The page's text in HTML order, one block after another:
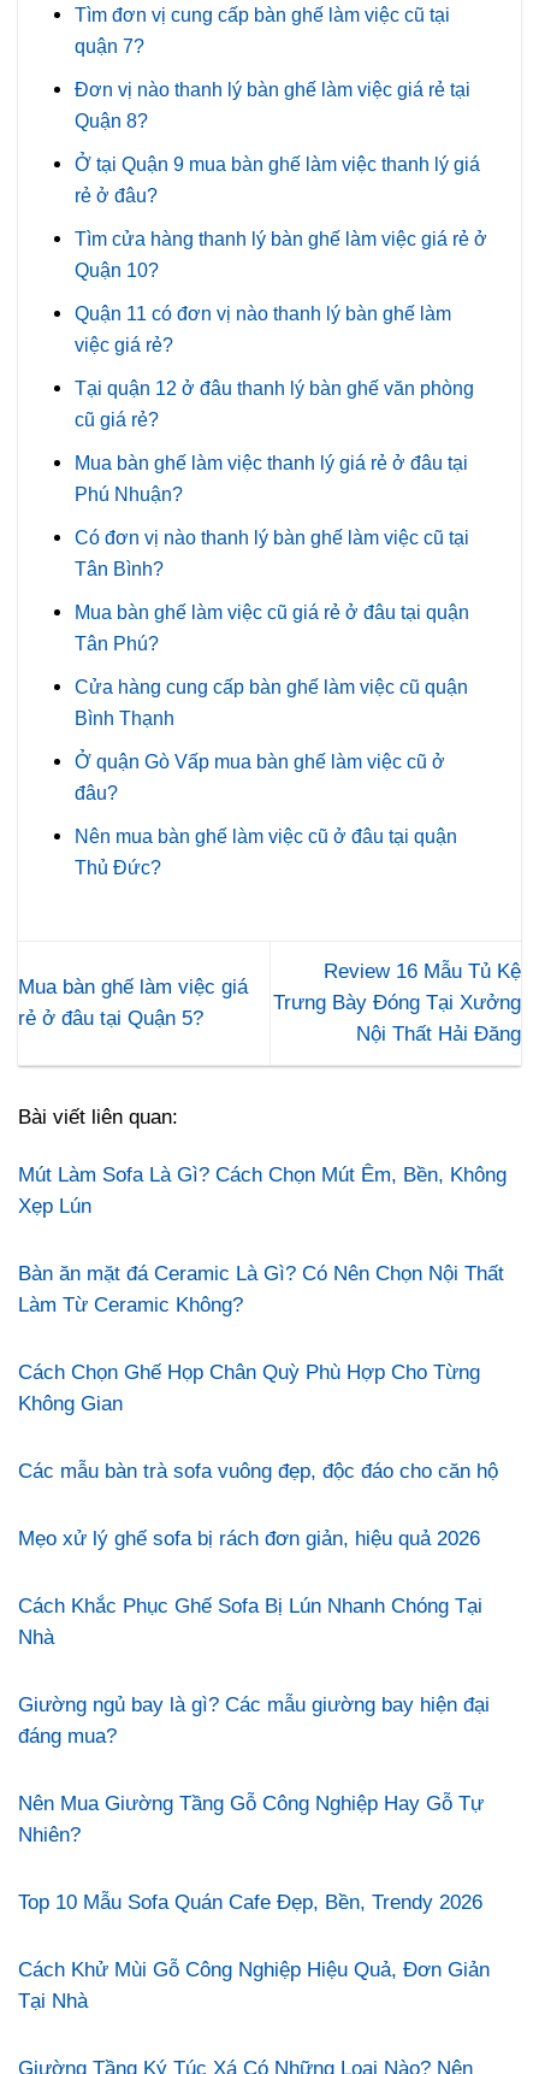
Tìm đơn vị cung cấp bàn ghế làm việc cũ tại
quận 7?
Đơn vị nào thanh lý bàn ghế làm việc giá rẻ tại
Quận 8?
Ở tại Quận 9 mua bàn ghế làm việc thanh lý giá
rẻ ở đâu?
Tìm cửa hàng thanh lý bàn ghế làm việc giá rẻ ở
Quận 10?
Quận 11 có đơn vị nào thanh lý bàn ghế làm
việc giá rẻ?
Tại quận 12 ở đâu thanh lý bàn ghế văn phòng
cũ giá rẻ?
Mua bàn ghế làm việc thanh lý giá rẻ ở đâu tại
Phú Nhuận?
Có đơn vị nào thanh lý bàn ghế làm việc cũ tại
Tân Bình?
Mua bàn ghế làm việc cũ giá rẻ ở đâu tại quận
Tân Phú?
Cửa hàng cung cấp bàn ghế làm việc cũ quận
Bình Thạnh
Ở quận Gò Vấp mua bàn ghế làm việc cũ ở
đâu?
Nên mua bàn ghế làm việc cũ ở đâu tại quận
Thủ Đức?
Mua bàn ghế làm việc giá
rẻ ở đâu tại Quận 5?
Review 16 Mẫu Tủ Kệ
Trưng Bày Đóng Tại Xưởng
Nội Thất Hải Đăng
Bài viết liên quan:
Mút Làm Sofa Là Gì? Cách Chọn Mút Êm, Bền, Không
Xẹp Lún
Bàn ăn mặt đá Ceramic Là Gì? Có Nên Chọn Nội Thất
Làm Từ Ceramic Không?
Cách Chọn Ghế Họp Chân Quỳ Phù Hợp Cho Từng
Không Gian
Các mẫu bàn trà sofa vuông đẹp, độc đáo cho căn hộ
Mẹo xử lý ghế sofa bị rách đơn giản, hiệu quả 2026
Cách Khắc Phục Ghế Sofa Bị Lún Nhanh Chóng Tại
Nhà
Giường ngủ bay là gì? Các mẫu giường bay hiện đại
đáng mua?
Nên Mua Giường Tầng Gỗ Công Nghiệp Hay Gỗ Tự
Nhiên?
Top 10 Mẫu Sofa Quán Cafe Đẹp, Bền, Trendy 2026
Cách Khử Mùi Gỗ Công Nghiệp Hiệu Quả, Đơn Giản
Tại Nhà
Giường Tầng Ký Túc Xá Có Những Loại Nào? Nên